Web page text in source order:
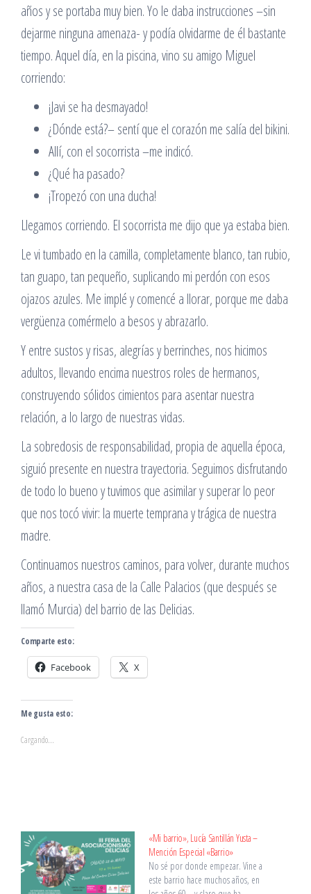
años y se portaba muy bien. Yo le daba instrucciones –sin
dejarme ninguna amenaza- y podía olvidarme de él bastante
tiempo. Aquel día, en la piscina, vino su amigo Miguel
corriendo:
¡Javi se ha desmayado!
¿Dónde está?– sentí que el corazón me salía del bikini.
Allí, con el socorrista –me indicó.
¿Qué ha pasado?
¡Tropezó con una ducha!
Llegamos corriendo. El socorrista me dijo que ya estaba bien.
Le vi tumbado en la camilla, completamente blanco, tan rubio,
tan guapo, tan pequeño, suplicando mi perdón con esos
ojazos azules. Me implé y comencé a llorar, porque me daba
vergüenza comérmelo a besos y abrazarlo.
Y entre sustos y risas, alegrías y berrinches, nos hicimos
adultos, llevando encima nuestros roles de hermanos,
construyendo sólidos cimientos para asentar nuestra
relación, a lo largo de nuestras vidas.
La sobredosis de responsabilidad, propia de aquella época,
siguió presente en nuestra trayectoria. Seguimos disfrutando
de todo lo bueno y tuvimos que asimilar y superar lo peor
que nos tocó vivir: la muerte temprana y trágica de nuestra
madre.
Continuamos nuestros caminos, para volver, durante muchos
años, a nuestra casa de la Calle Palacios (que después se
llamó Murcia) del barrio de las Delicias.
Comparte esto:
Facebook X
Me gusta esto:
Cargando...
«Mi barrio», Lucía Santillán Yusta –
Mención Especial «Barrio»
No sé por donde empezar. Vine a
este barrio hace muchos años, en